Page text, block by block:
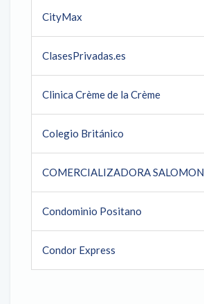
CityMax
ClasesPrivadas.es
Clinica Crème de la Crème
Colegio Británico
COMERCIALIZADORA SALOMON
Condominio Positano
Condor Express